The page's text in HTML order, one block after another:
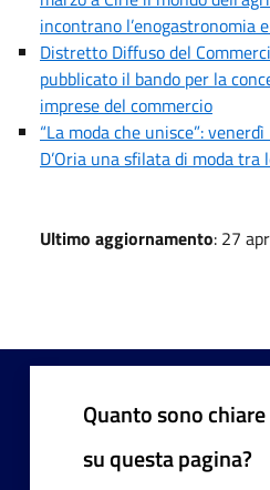
incontrano l’enogastronomia
Distretto Diffuso del
pubblicato il bando per la
imprese del commercio
“La moda che unisce”:
D’Oria una sfilata di moda tra
Ultimo aggiornamento: 27
Quanto sono
su questa pagina?